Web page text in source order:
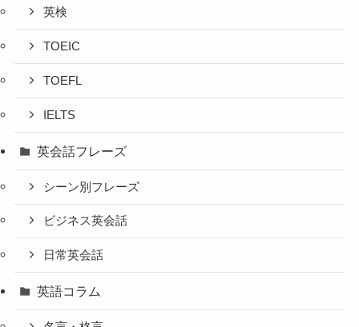
英検
TOEIC
TOEFL
IELTS
英会話フレーズ
シーン別フレーズ
ビジネス英会話
日常英会話
英語コラム